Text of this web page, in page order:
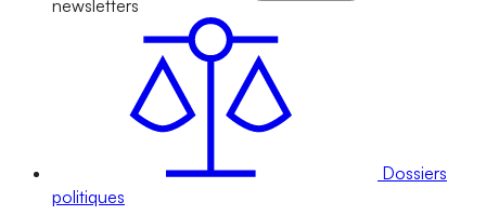
newsletters
Dossiers
politiques